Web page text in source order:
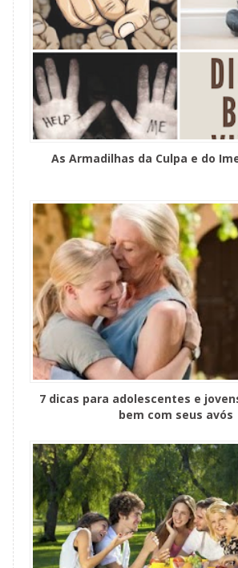
As Armadilhas da Culpa e do
7 dicas para adolescentes e
bem com seus avós